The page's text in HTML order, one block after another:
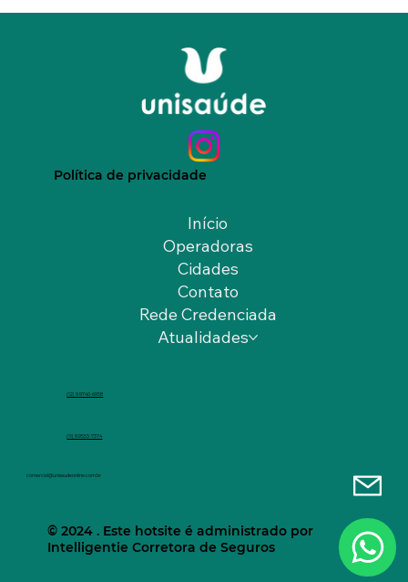
Política de privacidade
Início
Operadoras
Cidades
Contato
Rede Credenciada
Atualidades
(12) 9.9740-6958
(11) 9.9553-7374
comercial@unisaudeonline.com.br
© 2024 . Este hotsite é administrado por
Intelligentie Corretora de Seguros